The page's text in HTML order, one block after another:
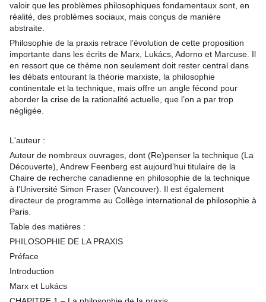
valoir que les problèmes philosophiques fondamentaux sont, en
réalité, des problèmes sociaux, mais conçus de manière
abstraite.
Philosophie de la praxis retrace l’évolution de cette proposition
importante dans les écrits de Marx, Lukács, Adorno et Marcuse. Il
en ressort que ce thème non seulement doit rester central dans
les débats entourant la théorie marxiste, la philosophie
continentale et la technique, mais offre un angle fécond pour
aborder la crise de la rationalité actuelle, que l’on a par trop
négligée.
L'auteur :
Auteur de nombreux ouvrages, dont (Re)penser la technique (La
­Découverte), Andrew Feenberg est aujourd’hui titulaire de la
Chaire de recherche canadienne en philosophie de la technique
à l’Université Simon Fraser (Vancouver). Il est également
directeur de programme au Collège international de philosophie à
Paris.
Table des matières :
PHILOSOPHIE DE LA PRAXIS
Préface
Introduction
Marx et Lukács